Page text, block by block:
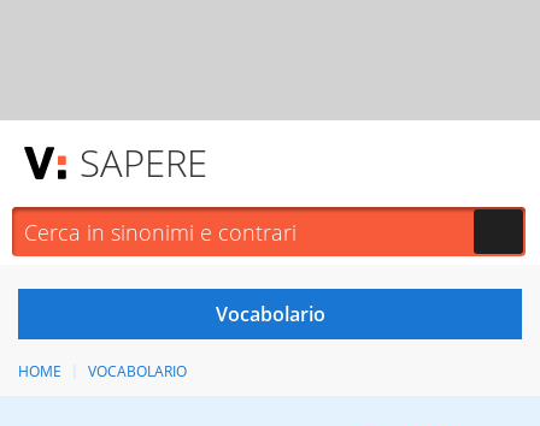
SAPERE
HOME VOCABOLARIO